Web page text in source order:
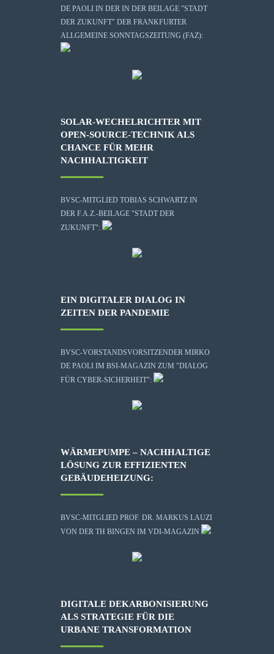
DE PAOLI IN DER IN DER BEILAGE "STADT
DER ZUKUNFT" DER FRANKFURTER
ALLGEMEINE SONNTAGSZEITUNG (FAZ):
SOLAR-WECHELRICHTER MIT
OPEN-SOURCE-TECHNIK ALS
CHANCE FÜR MEHR
NACHHALTIGKEIT
BVSC-MITGLIED TOBIAS SCHWARTZ IN
DER F.A.Z.-BEILAGE "STADT DER
ZUKUNFT":
EIN DIGITALER DIALOG IN
ZEITEN DER PANDEMIE
BVSC-VORSTANDSVORSITZENDER MIRKO
DE PAOLI IM BSI-MAGAZIN ZUM "DIALOG
FÜR CYBER-SICHERHEIT":
WÄRMEPUMPE – NACHHALTIGE
LÖSUNG ZUR EFFIZIENTEN
GEBÄUDEHEIZUNG:
BVSC-MITGLIED PROF. DR. MARKUS LAUZI
VON DER TH BINGEN IM VDI-MAGAZIN
DIGITALE DEKARBONISIERUNG
ALS STRATEGIE FÜR DIE
URBANE TRANSFORMATION